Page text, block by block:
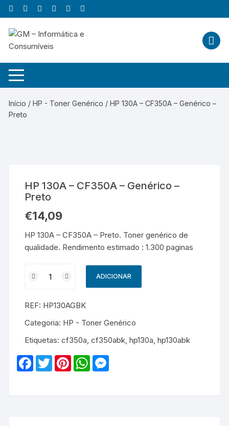
Skip
to
content
Início /HP - Toner Genérico / HP 130A – CF350A – Genérico –
Preto
HP 130A – CF350A – Genérico –
Preto
€14,09
HP 130A – CF350A – Preto. Toner genérico de
qualidade. Rendimento estimado : 1.300 paginas
de
130A
-
CF350A
-
Genérico
-
ADICIONAR
REF: HP130AGBK
Categoria: HP - Toner Genérico
Etiquetas:cf350a,cf350abk,hp130a,hp130abk
F
T
w
P
W